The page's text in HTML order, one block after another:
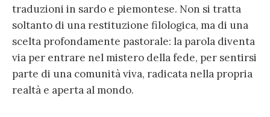
traduzioni in sardo e piemontese. Non si tratta
soltanto di una restituzione filologica, ma di una
scelta profondamente pastorale: la parola diventa
via per entrare nel mistero della fede, per sentirsi
parte di una comunità viva, radicata nella propria
realtà e aperta al mondo.